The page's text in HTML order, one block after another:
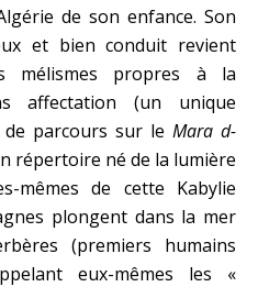
de son enfance. Son
et bien conduit revient
mélismes propres à la
affectation (un unique
parcours sur le Mara d-
répertoire né de la lumière
mêmes de cette Kabylie
plongent dans la mer
(premiers humains
eux-mêmes les «